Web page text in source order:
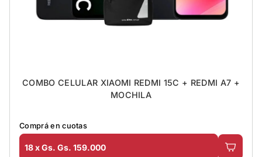
COMBO CELULAR XIAOMI REDMI 15C + REDMI A7 +
MOCHILA
Comprá en cuotas
18 x Gs. Gs. 159.000